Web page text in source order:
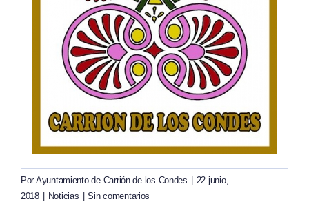
Por Ayuntamiento de Carrión de los Condes
22 junio,
2018
Noticias Sin comentarios